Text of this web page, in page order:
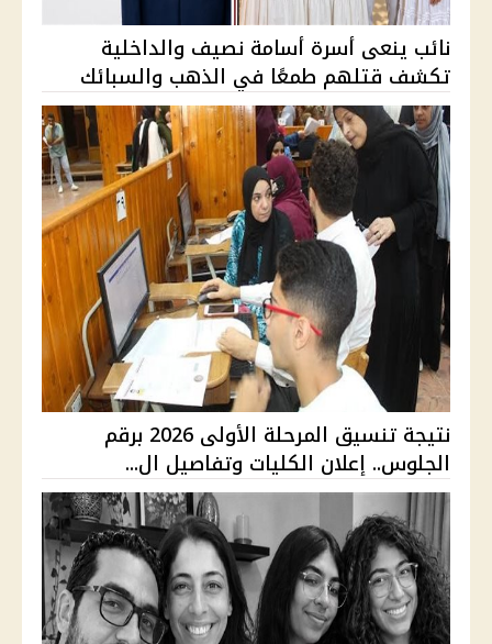
نائب ينعى أسرة أسامة نصيف والداخلية
تكشف قتلهم طمعًا في الذهب والسبائك
نتيجة تنسيق المرحلة الأولى 2026 برقم
الجلوس.. إعلان الكليات وتفاصيل ال...